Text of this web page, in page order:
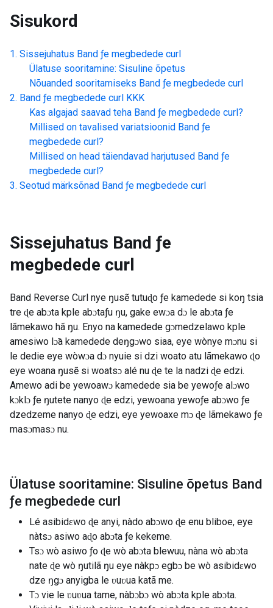
Sisukord
Sissejuhatus Band ƒe megbedede curl
Ülatuse sooritamine: Sisuline õpetus
Nõuanded sooritamiseks Band ƒe megbedede curl
Band ƒe megbedede curl KKK
Kas algajad saavad teha Band ƒe megbedede curl?
Millised on tavalised variatsioonid Band ƒe
megbedede curl?
Millised on head täiendavad harjutused Band ƒe
megbedede curl?
Seotud märksõnad Band ƒe megbedede curl
Sissejuhatus Band ƒe
megbedede curl
Band Reverse Curl nye ŋusẽ tutuɖo ƒe kamedede si koŋ tsia
tre ɖe abɔta kple abɔtaƒu ŋu, gake ewɔa dɔ le abɔta ƒe
lãmekawo hã ŋu. Enyo na kamedede gɔmedzelawo kple
amesiwo lɔ̃a kamedede deŋgɔwo siaa, eye wònye mɔnu si
le dedie eye wòwɔa dɔ nyuie si dzi woato atu lãmekawo ɖo
eye woana ŋusẽ si woatsɔ alé nu ɖe ​​te la nadzi ɖe edzi.
Amewo adi be yewoawɔ kamedede sia be yewoƒe alɔwo
kɔklɔ ƒe ŋutete nanyo ɖe edzi, yewoana yewoƒe abɔwo ƒe
dzedzeme nanyo ɖe edzi, eye yewoaxe mɔ ɖe lãmekawo ƒe
masɔmasɔ nu.
Ülatuse sooritamine: Sisuline õpetus Band
ƒe megbedede curl
Lé asibidɛwo ɖe anyi, nàdo abɔwo ɖe enu bliboe, eye
nàtsɔ asiwo aɖo abɔta ƒe kekeme.
Tsɔ wò asiwo ƒo ɖe wò abɔta blewuu, nàna wò abɔta
nate ɖe wò ŋutilã ŋu eye nàkpɔ egbɔ be wò asibidɛwo
dze ŋgɔ anyigba le ʋuʋua katã me.
Tɔ vie le ʋuʋua tame, nàbɔbɔ wò abɔta kple abɔta.